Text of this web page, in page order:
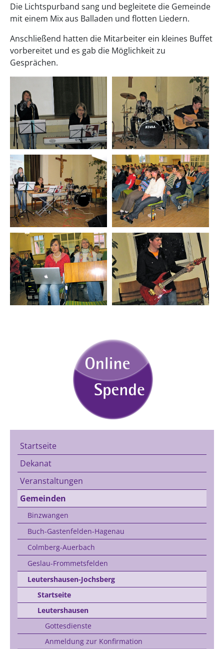
Die Lichtspurband sang und begleitete die Gemeinde
mit einem Mix aus Balladen und flotten Liedern.
Anschließend hatten die Mitarbeiter ein kleines Buffet
vorbereitet und es gab die Möglichkeit zu
Gesprächen.
Startseite
Dekanat
Veranstaltungen
Gemeinden
Binzwangen
Buch-Gastenfelden-Hagenau
Colmberg-Auerbach
Geslau-Frommetsfelden
Leutershausen-Jochsberg
Startseite
Leutershausen
Gottesdienste
Anmeldung zur Konfirmation